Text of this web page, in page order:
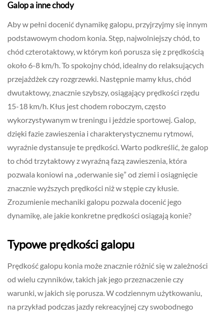
Galop a inne chody
Aby w pełni docenić dynamikę galopu, przyjrzyjmy się innym
podstawowym chodom konia. Stęp, najwolniejszy chód, to
chód czterotaktowy, w którym koń porusza się z prędkością
około 6-8 km/h. To spokojny chód, idealny do relaksujących
przejażdżek czy rozgrzewki. Następnie mamy kłus, chód
dwutaktowy, znacznie szybszy, osiągający prędkości rzędu
15-18 km/h. Kłus jest chodem roboczym, często
wykorzystywanym w treningu i jeździe sportowej. Galop,
dzięki fazie zawieszenia i charakterystycznemu rytmowi,
wyraźnie dystansuje te prędkości. Warto podkreślić, że galop
to chód trzytaktowy z wyraźną fazą zawieszenia, która
pozwala koniowi na „oderwanie się” od ziemi i osiągnięcie
znacznie wyższych prędkości niż w stępie czy kłusie.
Zrozumienie mechaniki galopu pozwala docenić jego
dynamikę, ale jakie konkretne prędkości osiągają konie?
Typowe prędkości galopu
Prędkość galopu konia może znacznie różnić się w zależności
od wielu czynników, takich jak jego przeznaczenie czy
warunki, w jakich się porusza. W codziennym użytkowaniu,
na przykład podczas jazdy rekreacyjnej czy swobodnego